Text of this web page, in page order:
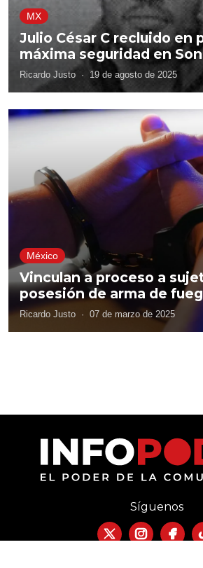
MX
Julio César C recluido en
máxima seguridad en
Ricardo Justo · 19 de agosto de 2025
México
Vinculan a proceso a
posesión de arma de
Ricardo Justo · 07 de marzo de 2025
Síguenos